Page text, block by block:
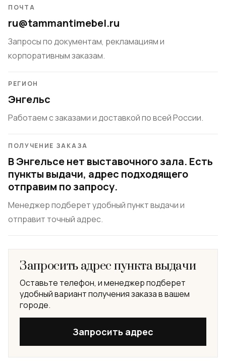
ПОЧТА
ru@tammantimebel.ru
Запросы по документам, рекламациям и
корпоративным заказам.
РЕГИОН
Энгельс
Работаем с заказами и доставкой по всей России.
ПОЛУЧЕНИЕ ЗАКАЗА
В Энгельсе нет выставочного зала. Есть
пункты выдачи, адрес подходящего
отправим по запросу.
Менеджер подберет удобный пункт выдачи и
отправит точный адрес.
Запросить адрес пункта выдачи
Оставьте телефон, и менеджер подберет
удобный вариант получения заказа в вашем
городе.
Запросить адрес